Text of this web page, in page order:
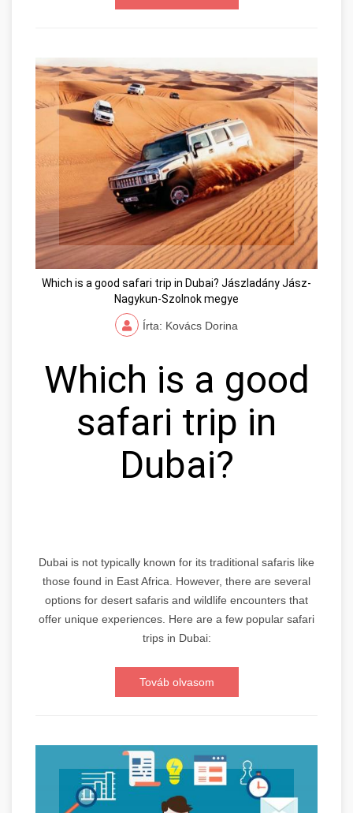
Which is a good safari trip in Dubai? Jászladány Jász-
Nagykun-Szolnok megye
Írta: Kovács Dorina
Which is a good
safari trip in
Dubai?
Dubai is not typically known for its traditional safaris like
those found in East Africa. However, there are several
options for desert safaris and wildlife encounters that
offer unique experiences. Here are a few popular safari
trips in Dubai:
Továb olvasom